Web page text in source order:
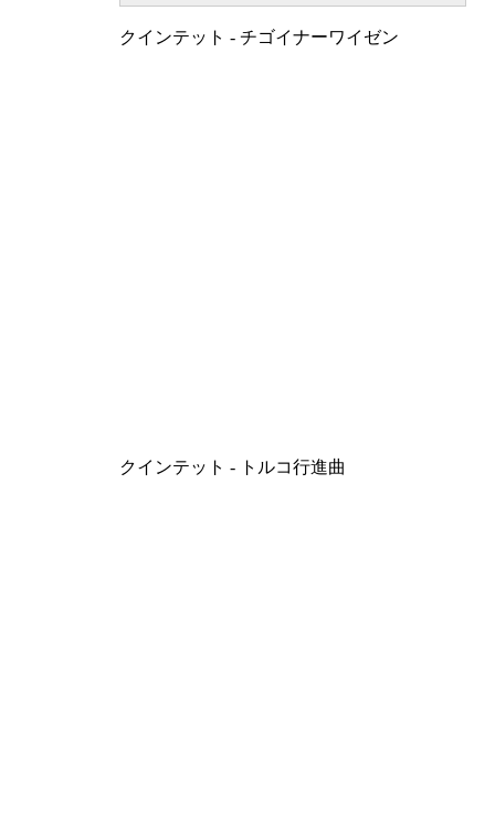
クインテット - チゴイナーワイゼン
クインテット - トルコ行進曲